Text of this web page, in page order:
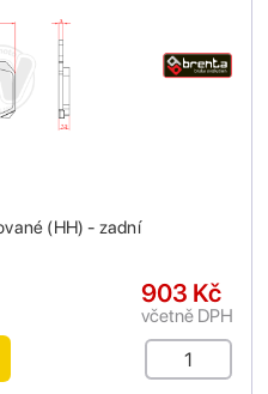
(HH) - zadní
903 Kč
včetně DPH